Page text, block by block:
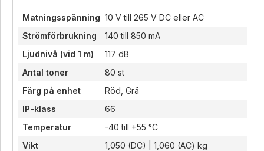
Matningsspänning 10 V till 265 V DC eller AC
Strömförbrukning
140 till 850 mA
Ljudnivå (vid 1 m)
117 dB
Antal toner
80 st
Färg på enhet
Röd, Grå
IP-klass
66
Temperatur
-40 till +55 °C
Vikt
1,050 (DC) | 1,060 (AC) kg